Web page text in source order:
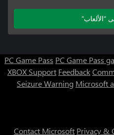
"الألعاب"
PC Game Pass PC Game Pass
XBOX Support Feedback
Seizure Warning Microsoft
Contact Microsoft Privacy &